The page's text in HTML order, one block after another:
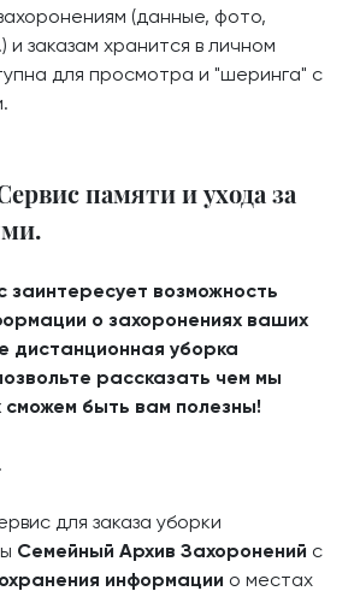
(данные, фото,
и заказам хранится в личном
для просмотра и "шеринга" с
памяти и ухода за
заинтересует возможность
о захоронениях ваших
дистанционная уборка
рассказать чем мы
сможем быть вам полезны!
для заказа уборки
Семейный Архив Захоронений с
информации о местах